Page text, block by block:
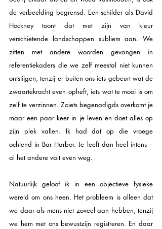
de verbeelding begrensd. Een schilder als David
Hockney toont dat met zijn van kleur
verschietende landschappen subliem aan. We
zitten met andere woorden gevangen in
referentiekaders die we zelf meestal niet kunnen
ontstijgen, tenzij er buiten ons iets gebeurt wat de
zwaartekracht even opheft, iets wat te mooi is om
zelf te verzinnen. Zoiets begenadigds overkomt je
maar een paar keer in je leven en doet alles op
zijn plek vallen. Ik had dat op die vroege
ochtend in Bar Harbor. Je leeft dan heel intens –
al het andere valt even weg.
Natuurlijk geloof ik in een objectieve fysieke
wereld om ons heen. Het probleem is alleen dat
we daar als mens niet zoveel aan hebben, tenzij
we hem met ons bewustzijn registreren. En daar